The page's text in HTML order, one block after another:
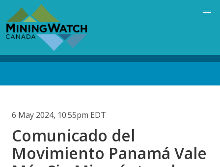
main
content
6 May 2024, 10:55pm EDT
Comunicado del
Movimiento Panamá Vale